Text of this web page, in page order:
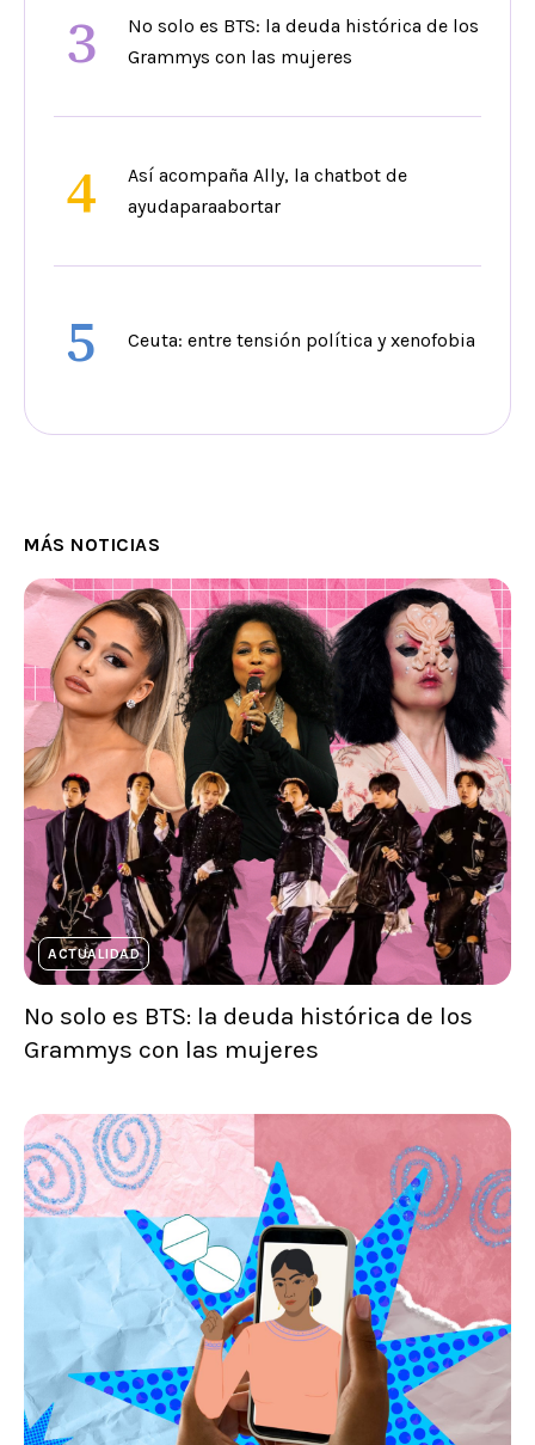
3
No solo es BTS: la deuda histórica de los
Grammys con las mujeres
4
Así acompaña Ally, la chatbot de
ayudaparaabortar
5 Ceuta: entre tensión política y xenofobia
MÁS NOTICIAS
ACTUALIDAD
No solo es BTS: la deuda histórica de los
Grammys con las mujeres